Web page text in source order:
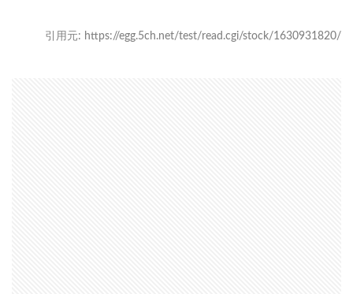
引用元: https://egg.5ch.net/test/read.cgi/stock/1630931820/